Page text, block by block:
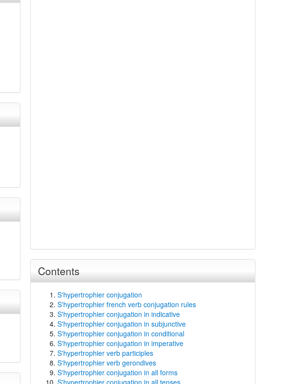
Contents
S'hypertrophier conjugation
S'hypertrophier french verb conjugation rules
S'hypertrophier conjugation in indicative
S'hypertrophier conjugation in subjunctive
S'hypertrophier conjugation in conditional
S'hypertrophier conjugation in imperative
S'hypertrophier verb participles
S'hypertrophier verb gerondives
S'hypertrophier conjugation in all forms
S'hypertrophier conjugation in all tenses